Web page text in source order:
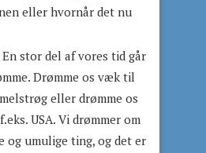
eller hvornår det nu
En stor del af vores tid går
Drømme os væk til
eller drømme os
USA. Vi drømmer om
og umulige ting, og det er